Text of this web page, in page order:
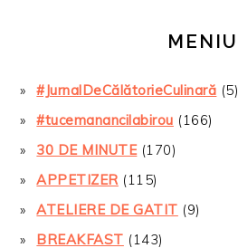
MENIU
#JurnalDeCălătorieCulinară (5)
#tucemanancilabirou (166)
30 DE MINUTE(170)
APPETIZER(115)
ATELIERE DE GATIT (9)
BREAKFAST (143)